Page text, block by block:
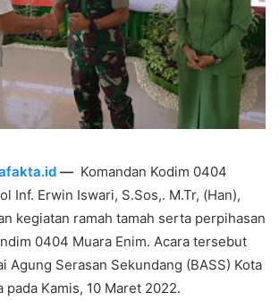
— Komandan Kodim 0404
Inf. Erwin Iswari, S.Sos,. M.Tr, (Han),
kegiatan ramah tamah serta perpihasan
0404 Muara Enim. Acara tersebut
Agung Serasan Sekundang (BASS) Kota
pada Kamis, 10 Maret 2022.